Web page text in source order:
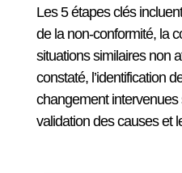
Les 5 étapes clés
de la non-conformité, la
situations similaires non
constaté, l’identification
changement intervenues
validation des causes et